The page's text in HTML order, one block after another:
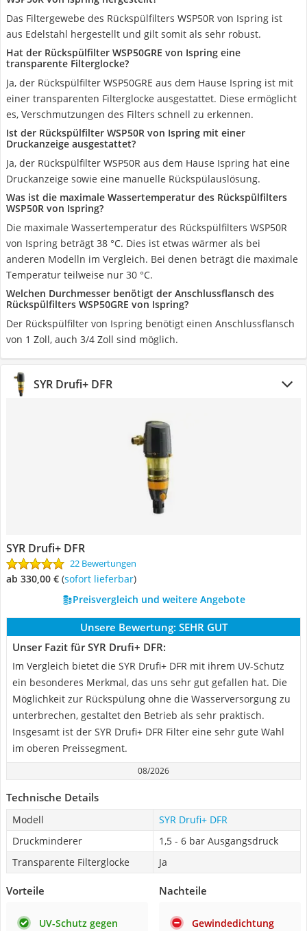
Das Filtergewebe des Rückspülfilters WSP50R von Ispring ist
aus Edelstahl hergestellt und gilt somit als sehr robust.
Hat der Rückspülfilter WSP50GRE von Ispring eine
transparente Filterglocke?
Ja, der Rückspülfilter WSP50GRE aus dem Hause Ispring ist mit
einer transparenten Filterglocke ausgestattet. Diese ermöglicht
es, Verschmutzungen des Filters schnell zu erkennen.
Ist der Rückspülfilter WSP50R von Ispring mit einer
Druckanzeige ausgestattet?
Ja, der Rückspülfilter WSP50R aus dem Hause Ispring hat eine
Druckanzeige sowie eine manuelle Rückspülauslösung.
Was ist die maximale Wassertemperatur des Rückspülfilters
WSP50R von Ispring?
Die maximale Wassertemperatur des Rückspülfilters WSP50R
von Ispring beträgt 38 °C. Dies ist etwas wärmer als bei
anderen Modelln im Vergleich. Bei denen beträgt die maximale
Temperatur teilweise nur 30 °C.
Welchen Durchmesser benötigt der Anschlussflansch des
Rückspülfilters WSP50GRE von Ispring?
Der Rückspülfilter von Ispring benötigt einen Anschlussflansch
von 1 Zoll, auch 3/4 Zoll sind möglich.
SYR Drufi+ DFR
SYR Drufi+ DFR
22 Bewertungen
ab 330,00 € ( Sofort lieferbar)
Preisvergleich und weitere Angebote
Unsere Bewertung: SEHR GUT
Unser Fazit für SYR Drufi+ DFR:
Im Vergleich bietet die SYR Drufi+ DFR mit ihrem UV-Schutz
ein besonderes Merkmal, das uns sehr gut gefallen hat. Die
Möglichkeit zur Rückspülung ohne die Wasserversorgung zu
unterbrechen, gestaltet den Betrieb als sehr praktisch.
Insgesamt ist der SYR Drufi+ DFR Filter eine sehr gute Wahl
im oberen Preissegment.
08/2026
Technische Details
Modell
SYR Drufi+ DFR
Druckminderer
1,5 - 6 bar Ausgangsdruck
Transparente Filterglocke
Ja
Vorteile
UV-Schutz gegen
Nachteile
Gewindedichtung